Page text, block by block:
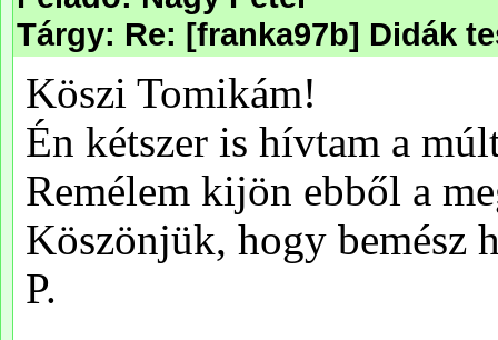
Tárgy: Re: [franka97b] Didák